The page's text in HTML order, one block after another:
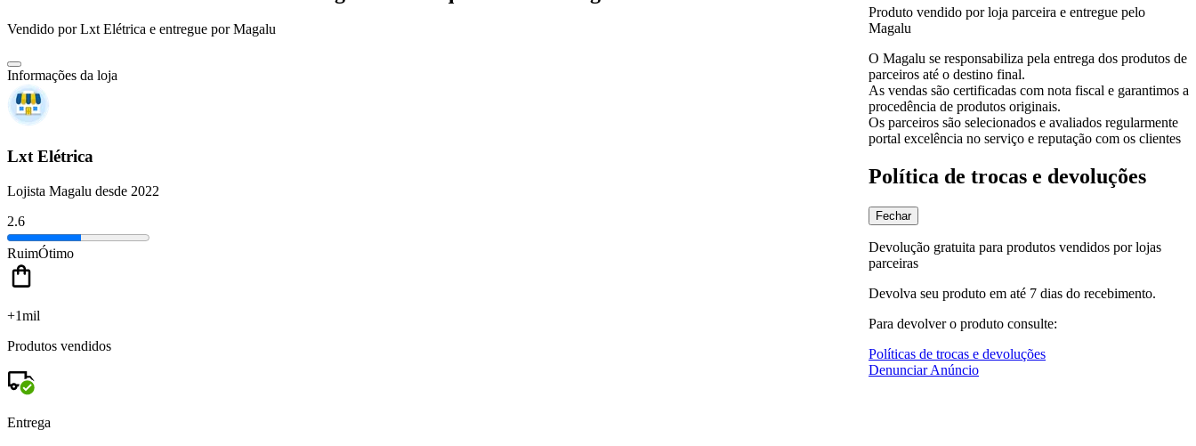
Vendido porLxt Elétrica e entregue por Magalu
Informações da loja
Lxt Elétrica
Lojista Magalu desde 2022
2.6
RuimÓtimo
+1mil
Produtos vendidos
Entrega
Produto vendido por loja parceira e entregue pelo
Magalu
O Magalu se responsabiliza pela entrega dos produtos de
parceiros até o destino final.
As vendas são certificadas com nota fiscal e garantimos a
procedência de produtos originais.
Os parceiros são selecionados e avaliados regularmente
portal excelência no serviço e reputação com os clientes
Política de trocas e devoluções
Fechar
Devolução gratuita para produtos vendidos por lojas
parceiras
Devolva seu produto em até 7 dias do recebimento.
Para devolver o produto consulte:
Políticas de trocas e devoluções
Denunciar Anúncio